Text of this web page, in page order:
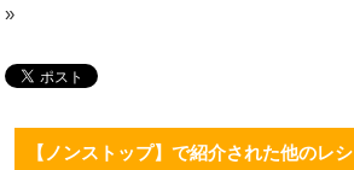
»
【ノンストップ】で紹介された他のレ